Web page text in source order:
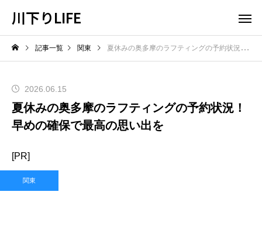
川下りLIFE
記事一覧 関東 夏休みの奥多摩のラフティングの予約状況！早めの確保で最高の思い出を
2026.06.15
夏休みの奥多摩のラフティングの予約状況！
早めの確保で最高の思い出を
[PR]
関東